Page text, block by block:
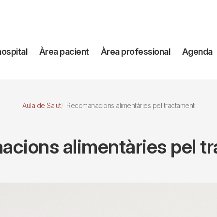
Àrea pacient Àrea professional Agenda
Aula de Salut Recomanacions alimentàries pel tractament
alimentàries pel